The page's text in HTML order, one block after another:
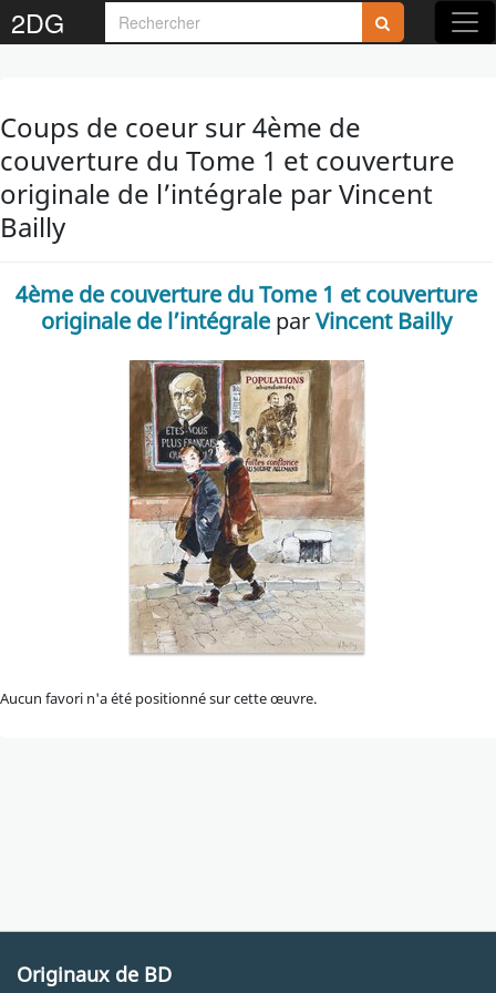
2DG
Coups de coeur sur 4ème de
couverture du Tome 1 et couverture
originale de l’intégrale par Vincent
Bailly
4ème de couverture du Tome 1 et couverture
originale de l’intégrale parVincent Bailly
Aucun favori n'a été positionné sur cette œuvre.
Originaux de BD